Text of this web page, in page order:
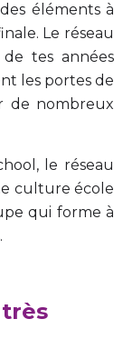
éléments à
Le réseau
tes années
les portes de
de nombreux
le réseau
culture école
qui forme à